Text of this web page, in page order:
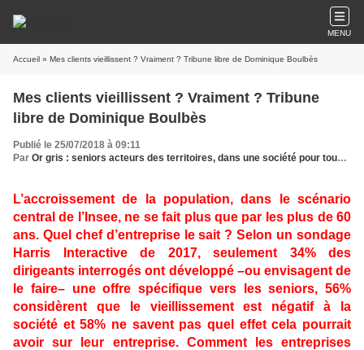
MENU
Accueil » Mes clients vieillissent ? Vraiment ? Tribune libre de Dominique Boulbès
Mes clients vieillissent ? Vraiment ? Tribune
libre de Dominique Boulbès
Publié le 25/07/2018 à 09:11
Par Or gris : seniors acteurs des territoires, dans une société pour tous les âges
L’accroissement de la population, dans le scénario
central de l’Insee, ne se fait plus que par les plus de 60
ans. Quel chef d’entreprise le sait ? Selon un sondage
Harris Interactive de 2017, seulement 34% des
dirigeants interrogés ont développé –ou envisagent de
le faire– une offre spécifique vers les seniors, 56%
considèrent que le vieillissement est négatif à la
société et 58% ne savent pas quel effet cela pourrait
avoir sur leur entreprise. Comment les entreprises